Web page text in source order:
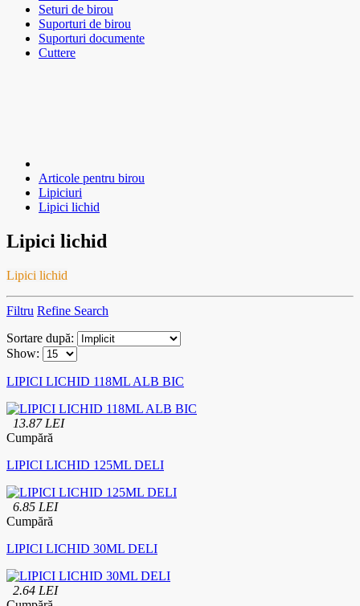
Seturi de birou
Suporturi de birou
Suporturi documente
Cuttere
Articole pentru birou
Lipiciuri
Lipici lichid
Lipici lichid
Lipici lichid
Filtru Refine Search
Sortare după:
Show:
LIPICI LICHID 118ML ALB BIC
13.87 LEI
Cumpără
LIPICI LICHID 125ML DELI
6.85 LEI
Cumpără
LIPICI LICHID 30ML DELI
2.64 LEI